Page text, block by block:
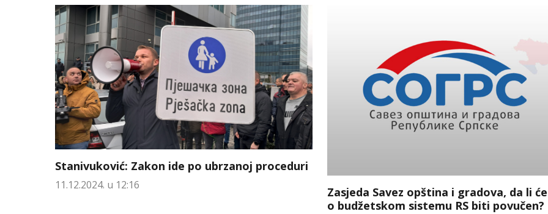
Stanivuković: Zakon ide po ubrzanoj proceduri
11.12.2024. u 12:16
Zasjeda Savez opština i gradova, da li
o budžetskom sistemu RS biti povučen?